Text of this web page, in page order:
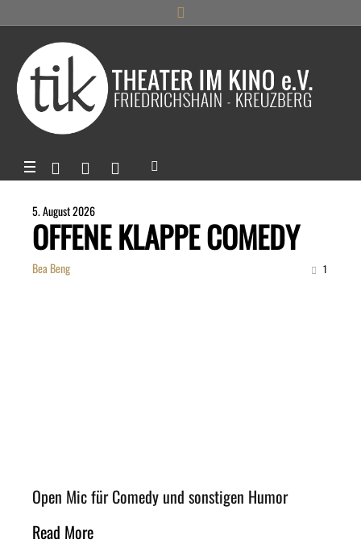
5. August 2026
OFFENE KLAPPE COMEDY
Bea Beng 1
Open Mic für Comedy und sonstigen Humor
Read More